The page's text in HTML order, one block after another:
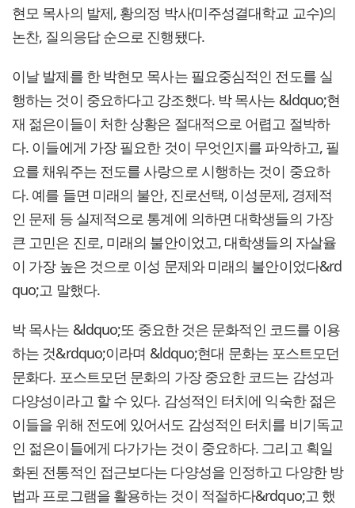
현모 목사의 발제, 황의정 박사(미주성결대학교 교수)의
논찬, 질의응답 순으로 진행됐다.
이날 발제를 한 박현모 목사는 필요중심적인 전도를 실
행하는 것이 중요하다고 강조했다. 박 목사는 &ldquo;현
재 젊은이들이 처한 상황은 절대적으로 어렵고 절박하
다. 이들에게 가장 필요한 것이 무엇인지를 파악하고, 필
요를 채워주는 전도를 사랑으로 시행하는 것이 중요하
다. 예를 들면 미래의 불안, 진로선택, 이성문제, 경제적
인 문제 등 실제적으로 통계에 의하면 대학생들의 가장
큰 고민은 진로, 미래의 불안이었고, 대학생들의 자살율
이 가장 높은 것으로 이성 문제와 미래의 불안이었다&rd
quo;고 말했다.
박 목사는 &ldquo;또 중요한 것은 문화적인 코드를 이용
하는 것&rdquo;이라며 &ldquo;현대 문화는 포스트모던
문화다. 포스트모던 문화의 가장 중요한 코드는 감성과
다양성이라고 할 수 있다. 감성적인 터치에 익숙한 젊은
이들을 위해 전도에 있어서도 감성적인 터치를 비기독교
인 젊은이들에게 다가가는 것이 중요하다. 그리고 획일
화된 전통적인 접근보다는 다양성을 인정하고 다양한 방
법과 프로그램을 활용하는 것이 적절하다&rdquo;고 했